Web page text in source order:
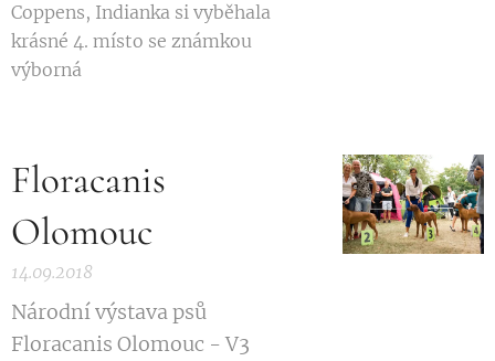
Coppens, Indianka si vyběhala
krásné 4. místo se známkou
výborná 🏆
Floracanis
Olomouc
14.09.2018
Národní výstava psů
Floracanis Olomouc - V3